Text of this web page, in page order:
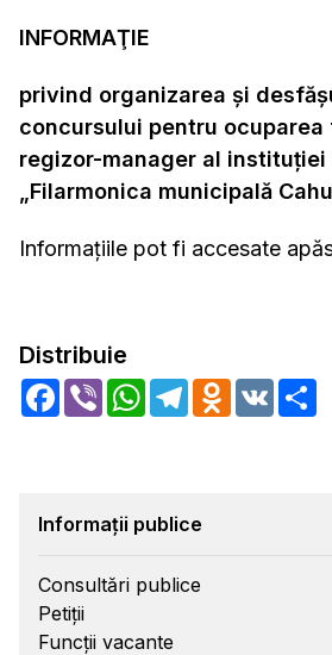
INFORMAŢIE
privind organizarea şi
concursului pentru
regizor-manager al
„Filarmonica municipală
Informațiile pot fi accesate
Distribuie
Facebook
Viber WhatsApp
Telegram VK
Informații publice
Consultări publice
Petiții
Funcții vacante